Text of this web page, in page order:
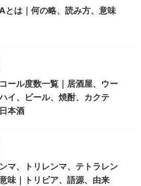
とは｜何の略、読み方、意味
ール度数一覧｜居酒屋、ウー
イ、ビール、焼酎、カクテ
本酒
マ、トリレンマ、テトラレン
味｜トリビア、語源、由来